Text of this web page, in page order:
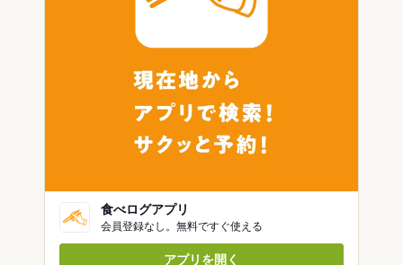
食べログアプリ
会員登録なし。無料ですぐ使える
アプリを開く